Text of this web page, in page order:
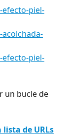
piel-
piel-
un bucle de
de URLs